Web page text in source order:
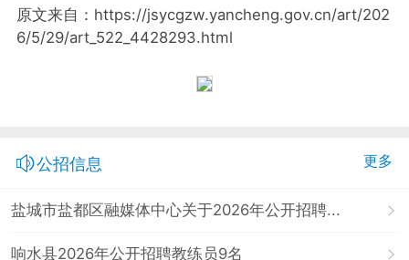
原文来自：https://jsycgzw.yancheng.gov.cn/art/202
6/5/29/art_522_4428293.html
公招信息 更多
盐城市盐都区融媒体中心关于2026年公开招聘...
响水县2026年公开招聘教练员9名